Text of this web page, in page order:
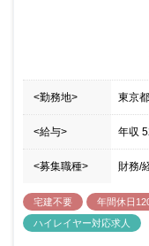
<勤務地> 東京都
<給与> 年収
<募集職種> 財務/
宅建不要 年間休日
ハイレイヤー対応求人